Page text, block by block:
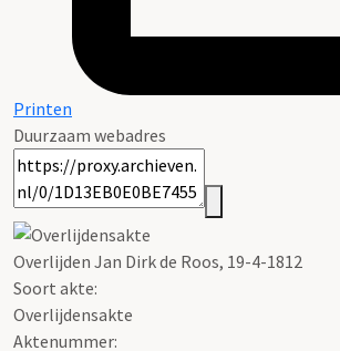
Printen
Duurzaam webadres
Overlijden Jan Dirk de Roos, 19-4-1812
Soort akte:
Overlijdensakte
Aktenummer: